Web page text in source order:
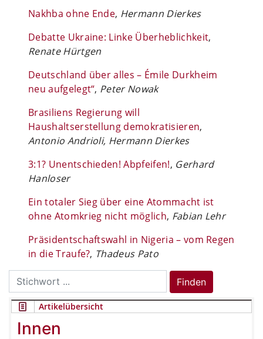
Nakhba ohne Ende, Hermann Dierkes
Debatte Ukraine: Linke Überheblichkeit,
Renate Hürtgen
Deutschland über alles – Émile Durkheim
neu aufgelegt“, Peter Nowak
Brasiliens Regierung will
Haushaltserstellung demokratisieren,
Antonio Andrioli, Hermann Dierkes
3:1? Unentschieden! Abpfeifen!, Gerhard
Hanloser
Ein totaler Sieg über eine Atommacht ist
ohne Atomkrieg nicht möglich, Fabian Lehr
Präsidentschaftswahl in Nigeria – vom Regen
in die Traufe?, Thadeus Pato
Search
for:
Finden
Artikelübersicht
Innen